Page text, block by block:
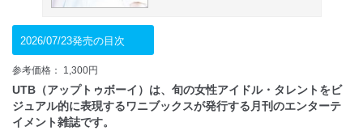
2026/07/23発売の目次
参考価格： 1,300円
UTB（アップトゥボーイ）は、旬の女性アイドル・タレントをビ
ジュアル的に表現するワニブックスが発行する月刊のエンターテ
イメント雑誌です。